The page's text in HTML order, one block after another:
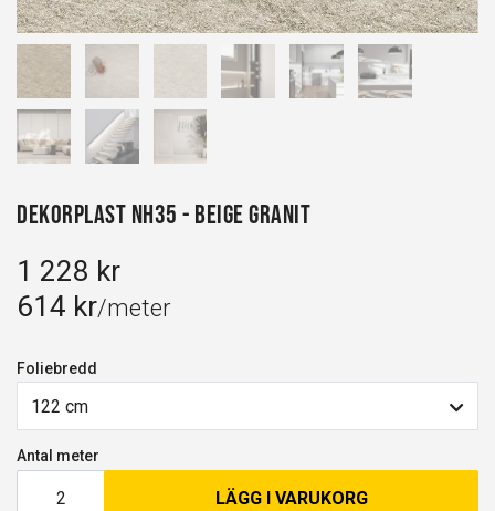
Dekorplast NH35 - Beige Granit
1 228 kr
614 kr/meter
Foliebredd
122 cm
Antal meter
LÄGG I VARUKORG